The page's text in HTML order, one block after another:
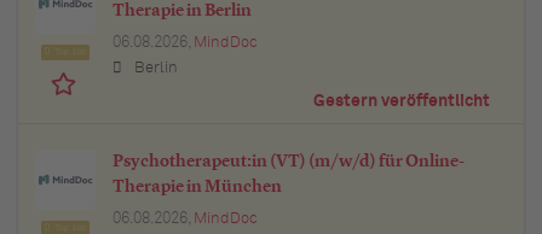
Therapie in Berlin
06.08.2026, MindDoc
Berlin
Gestern veröffentlicht
Psychotherapeut:in (VT) (m/w/d) für Online-
Therapie in München
06.08.2026, MindDoc